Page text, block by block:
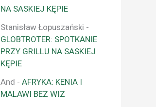
NA SASKIEJ KĘPIE
Stanisław Łopuszański -
GLOBTROTER: SPOTKANIE
PRZY GRILLU NA SASKIEJ
KĘPIE
And - AFRYKA: KENIA I
MALAWI BEZ WIZ